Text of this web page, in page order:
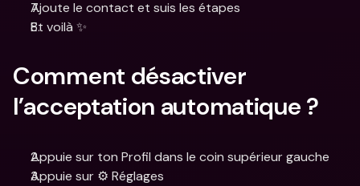
Ajoute le contact et suis les étapes
Et voilà ✨
Comment désactiver
l’acceptation automatique ?
Appuie sur ton Profil dans le coin supérieur gauche
Appuie sur ⚙️ Réglages